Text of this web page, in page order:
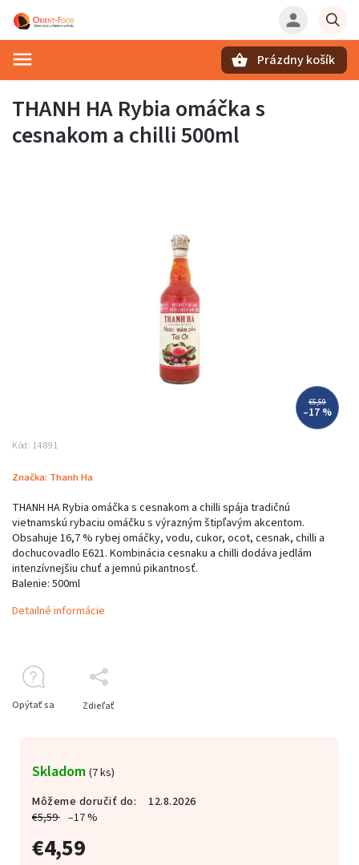
Prázdny košík
THANH HA Rybia omáčka s
cesnakom a chilli 500ml
€5,59
–17 %
Kód: 14891
Značka: Thanh Ha
€5,59 –17 %
€4,59
Skladom (7 ks)
Môžeme doručiť do:
12.8.2026
THANH HA Rybia omáčka s cesnakom a chilli spája tradičnú
vietnamskú rybaciu omáčku s výrazným štipľavým akcentom.
Obsahuje 16,7 % rybej omáčky, vodu, cukor, ocot, cesnak, chilli a
dochucovadlo E621. Kombinácia cesnaku a chilli dodáva jedlám
intenzívnejšiu chuť a jemnú pikantnosť.
Balenie: 500ml
Detailné informácie
Opýtať sa Zdieľať